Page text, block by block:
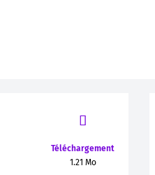
Téléchargement
1.21 Mo